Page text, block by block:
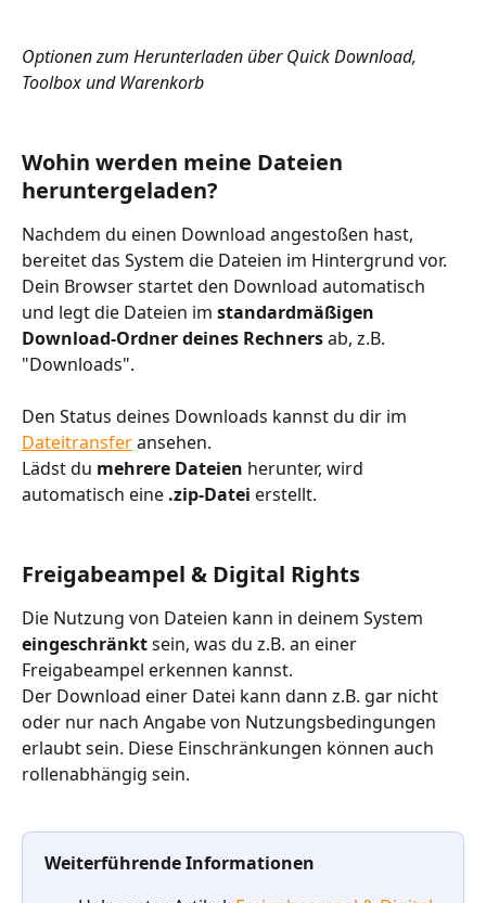
Optionen zum Herunterladen über Quick Download,
Toolbox und Warenkorb
Wohin werden meine Dateien
heruntergeladen?
Nachdem du einen Download angestoßen hast,
bereitet das System die Dateien im Hintergrund vor.
Dein Browser startet den Download automatisch
und legt die Dateien im standardmäßigen
Download-Ordner deines Rechners ab, z.B.
"Downloads".
Den Status deines Downloads kannst du dir im
Dateitransfer ansehen.
Lädst du mehrere Dateien herunter, wird
automatisch eine .zip-Datei erstellt.
Freigabeampel & Digital Rights
Die Nutzung von Dateien kann in deinem System
eingeschränkt sein, was du z.B. an einer
Freigabeampel erkennen kannst.
Der Download einer Datei kann dann z.B. gar nicht
oder nur nach Angabe von Nutzungsbedingungen
erlaubt sein. Diese Einschränkungen können auch
rollenabhängig sein.
Weiterführende Informationen